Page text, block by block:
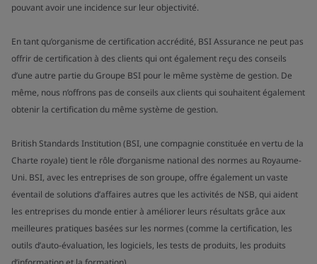
pouvant avoir une incidence sur leur objectivité.
En tant qu’organisme de certification accrédité, BSI Assurance ne peut pas
offrir de certification à des clients qui ont également reçu des conseils
d’une autre partie du Groupe BSI pour le même système de gestion. De
même, nous n’offrons pas de conseils aux clients qui souhaitent également
obtenir la certification du même système de gestion.
British Standards Institution (BSI, une compagnie constituée en vertu de la
Charte royale) tient le rôle d’organisme national des normes au Royaume-
Uni. BSI, avec les entreprises de son groupe, offre également un vaste
éventail de solutions d’affaires autres que les activités de NSB, qui aident
les entreprises du monde entier à améliorer leurs résultats grâce aux
meilleures pratiques basées sur les normes (comme la certification, les
outils d’auto-évaluation, les logiciels, les tests de produits, les produits